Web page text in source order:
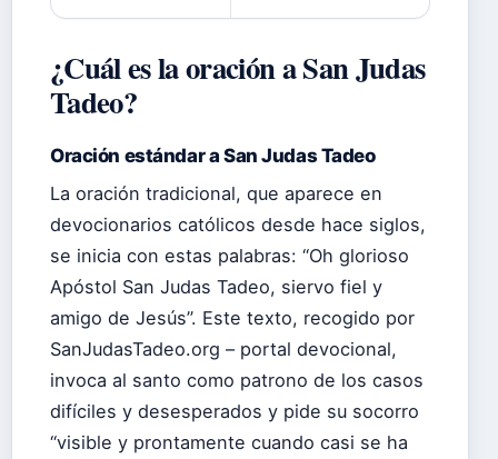
¿Cuál es la oración a San Judas
Tadeo?
Oración estándar a San Judas Tadeo
La oración tradicional, que aparece en
devocionarios católicos desde hace siglos,
se inicia con estas palabras: “Oh glorioso
Apóstol San Judas Tadeo, siervo fiel y
amigo de Jesús”. Este texto, recogido por
SanJudasTadeo.org – portal devocional,
invoca al santo como patrono de los casos
difíciles y desesperados y pide su socorro
“visible y prontamente cuando casi se ha